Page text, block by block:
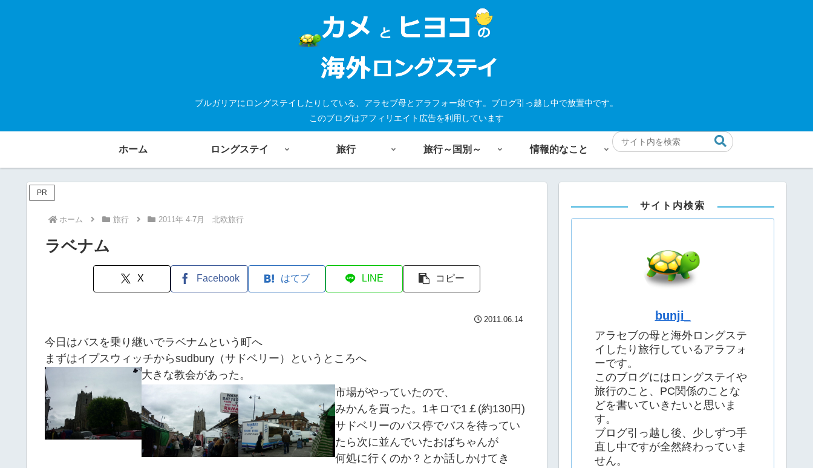
ブルガリアにロングステイしたりしている、アラセブ母とアラフォー娘です。ブログ引っ越し中で放置中です。
このブログはアフィリエイト広告を利用しています
ホーム ロングステイ 旅行 旅行～国別～ 情報的なこと
PR
ホーム 旅行 2011年 4-7月 北欧旅行
ラベナム
X Facebook はてブ LINE コピー
2011.06.14
今日はバスを乗り継いでラベナムという町へ
まずはイプスウィッチからsudbury（サドベリー）というところへ
大きな教会があった。
市場がやっていたので、
みかんを買った。1キロで1￡(約130円)
サドベリーのバス停でバスを待ってい
たら次に並んでいたおばちゃんが
何処に行くのか？とか話しかけてき
サイト内検索
bunji_
アラセブの母と海外ロングステ
イしたり旅行しているアラフォ
ーです。
このブログにはロングステイや
旅行のこと、PC関係のことな
どを書いていきたいと思いま
す。
ブログ引っ越し後、少しずつ手
直し中ですが全然終わっていま
せん。